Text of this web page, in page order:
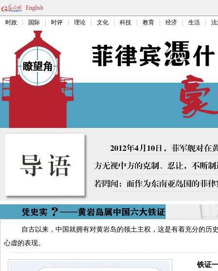
English
时政 国际 时评 理论 文化 科技 教育 经济 生活
自古以来，中国就拥有对黄岩岛的领土主权，这是有着充分的
心虚的表现。
铁证一